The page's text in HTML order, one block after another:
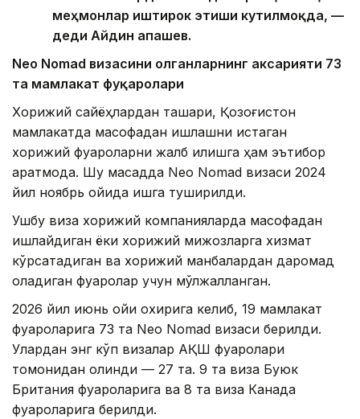
меҳмонлар иштирок этиши кутилмоқда, —
деди Айдин Қапашев.
Neo Nomad визасини олганларнинг аксарияти 73
та мамлакат фуқаролари
Хорижий сайёҳлардан ташқари, Қозоғистон
мамлакатда масофадан ишлашни истаган
хорижий фуқароларни жалб қилишга ҳам эътибор
қаратмоқда. Шу мақсадда Neo Nomad визаси 2024
йил ноябрь ойида ишга туширилди.
Ушбу виза хорижий компанияларда масофадан
ишлайдиган ёки хорижий мижозларга хизмат
кўрсатадиган ва хорижий манбалардан даромад
оладиган фуқаролар учун мўлжалланган.
2026 йил июнь ойи охирига келиб, 19 мамлакат
фуқароларига 73 та Neo Nomad визаси берилди.
Улардан энг кўп визалар АҚШ фуқаролари
томонидан олинди — 27 та. 9 та виза Буюк
Британия фуқароларига ва 8 та виза Канада
фуқароларига берилди.